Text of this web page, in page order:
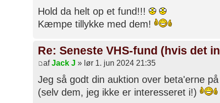
Hold da helt op et fund!!!
Kæmpe tillykke med dem!
Re: Seneste VHS-fund (hvis det
afJack J » lør 1. jun 2024 21:35
Jeg så godt din auktion over beta'erne
(selv dem, jeg ikke er interesseret i!)